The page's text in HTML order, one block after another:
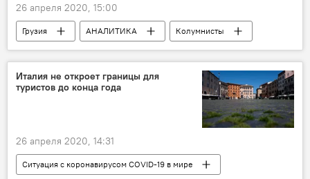
26 апреля 2020, 15:00
Грузия АНАЛИТИКА
Колумнисты
История Грузии - все самое интересное
Италия не откроет границы для
туристов до конца года
26 апреля 2020, 14:31
Ситуация с коронавирусом COVID-19 в мире